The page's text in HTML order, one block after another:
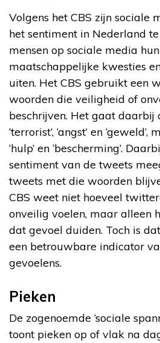
Volgens het CBS zijn sociale
het sentiment in Nederland
mensen op sociale media
maatschappelijke kwesties
uiten. Het CBS gebruikt een
woorden die veiligheid of
beschrijven. Het gaat daarbij
’terrorist’, ‘angst’ en ‘geweld’,
‘hulp’ en ‘bescherming’.
sentiment van de tweets
tweets met die woorden
CBS weet niet hoeveel
onveilig voelen, maar alleen
dat gevoel duiden. Toch is
een betrouwbare indicator
gevoelens.
Pieken
De zogenoemde ‘sociale
toont pieken op of vlak na